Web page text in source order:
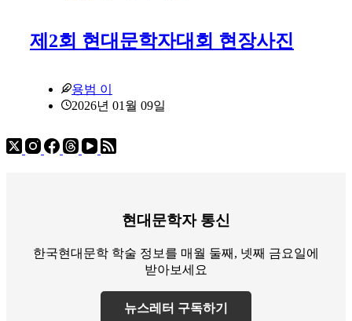
제2회 현대문학자대회 현장사진
용범 이
2026년 01월 09일
현대문학자 통신
한국현대문학 학술 정보를 매월 둘째, 넷째 금요일에
받아보세요
뉴스레터 구독하기